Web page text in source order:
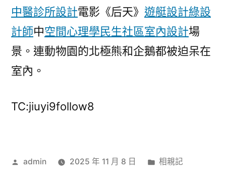
門
戶〉
中醫診所設計電影《后天》 遊艇設計綠設
計師中空間心理學民生社區室內設計場
景。連動物園的北極熊和企鵝都被迫呆在
室內。
TC:jiuyi9follow8
作
admin 2025 年 11 月 8 日
分
相親記